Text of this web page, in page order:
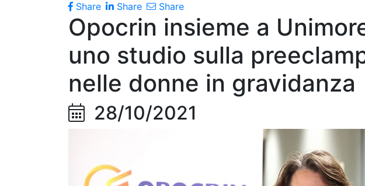
Share
Share Share
Opocrin insieme a
uno studio sulla
nelle donne in gravidanza
28/10/2021